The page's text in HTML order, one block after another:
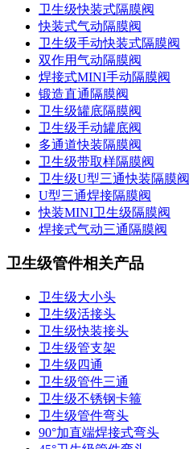
卫生级快装式隔膜阀
快装式气动隔膜阀
卫生级手动快装式隔膜阀
双作用气动隔膜阀
焊接式MINI手动隔膜阀
锻造直通隔膜阀
卫生级罐底隔膜阀
卫生级手动罐底阀
多通道快装隔膜阀
卫生级带取样隔膜阀
卫生级U型三通快装隔膜阀
U型三通焊接隔膜阀
快装MINI卫生级隔膜阀
焊接式气动三通隔膜阀
卫生级管件相关产品
卫生级大小头
卫生级活接头
卫生级快装接头
卫生级管支架
卫生级四通
卫生级管件三通​
卫生级不锈钢卡箍
卫生级管件弯头
90°加直端焊接式弯头